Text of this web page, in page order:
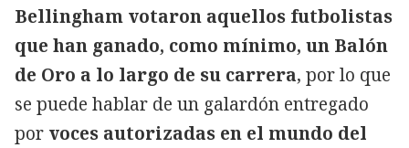
Bellingham votaron aquellos futbolistas
que han ganado, como mínimo, un Balón
de Oro a lo largo de su carrera, por lo que
se puede hablar de un galardón entregado
por voces autorizadas en el mundo del